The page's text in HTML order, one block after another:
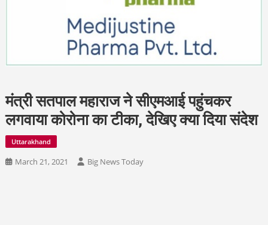
मंत्री सतपाल महाराज ने सीएमआई पहुंचकर
लगवाया कोरोना का टीका, देखिए क्या दिया संदेश
Uttarakhand
March 21, 2021 Big News Today